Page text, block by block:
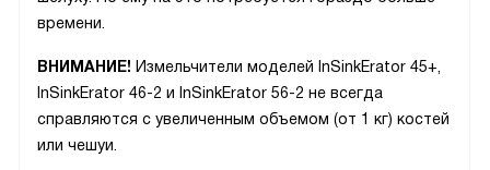
времени.
ВНИМАНИЕ! Измельчители моделей InSinkErator 45+,
InSinkErator 46-2 и InSinkErator 56-2 не всегда
справляются с увеличенным объемом (от 1 кг) костей
или чешуи.